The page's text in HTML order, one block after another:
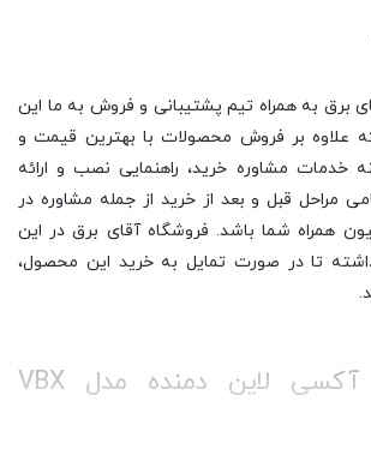
برق به همراه تیم پشتیبانی و فروش به ما این
علاوه بر فروش محصولات با بهترین قیمت و
خدمات مشاوره خرید، راهنمایی نصب و ارائه
مراحل قبل و بعد از خرید از جمله مشاوره در
همراه شما باشد. فروشگاه آقای برق در این
تا در صورت تمایل به خرید این محصول،
پنکه رومیزی آکسی لاین دمنده مدل VBX